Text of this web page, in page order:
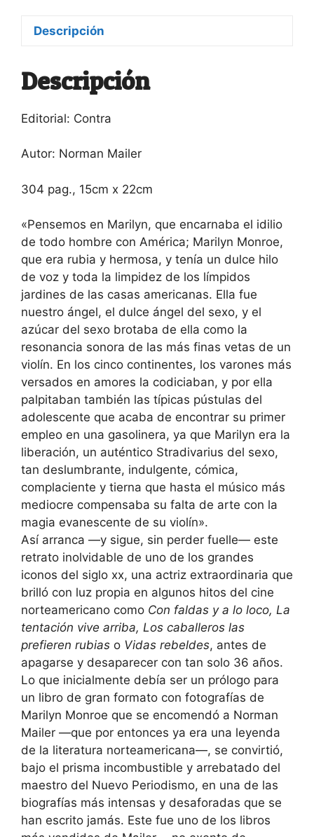
Descripción
Descripción
Editorial: Contra
Autor: Norman Mailer
304 pag., 15cm x 22cm
«Pensemos en Marilyn, que encarnaba el idilio
de todo hombre con América; Marilyn Monroe,
que era rubia y hermosa, y tenía un dulce hilo
de voz y toda la limpidez de los límpidos
jardines de las casas americanas. Ella fue
nuestro ángel, el dulce ángel del sexo, y el
azúcar del sexo brotaba de ella como la
resonancia sonora de las más finas vetas de un
violín. En los cinco continentes, los varones más
versados en amores la codiciaban, y por ella
palpitaban también las típicas pústulas del
adolescente que acaba de encontrar su primer
empleo en una gasolinera, ya que Marilyn era la
liberación, un auténtico Stradivarius del sexo,
tan deslumbrante, indulgente, cómica,
complaciente y tierna que hasta el músico más
mediocre compensaba su falta de arte con la
magia evanescente de su violín».
Así arranca —y sigue, sin perder fuelle— este
retrato inolvidable de uno de los grandes
iconos del siglo xx, una actriz extraordinaria que
brilló con luz propia en algunos hitos del cine
norteamericano como Con faldas y a lo loco, La
tentación vive arriba, Los caballeros las
prefieren rubias o Vidas rebeldes, antes de
apagarse y desaparecer con tan solo 36 años.
Lo que inicialmente debía ser un prólogo para
un libro de gran formato con fotografías de
Marilyn Monroe que se encomendó a Norman
Mailer —que por entonces ya era una leyenda
de la literatura norteamericana—, se convirtió,
bajo el prisma incombustible y arrebatado del
maestro del Nuevo Periodismo, en una de las
biografías más intensas y desaforadas que se
han escrito jamás. Este fue uno de los libros